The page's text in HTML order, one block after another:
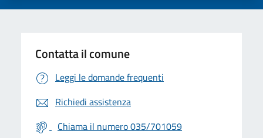
Contatta il comune
Leggi le domande frequenti
Richiedi assistenza
Chiama il numero 035/701059